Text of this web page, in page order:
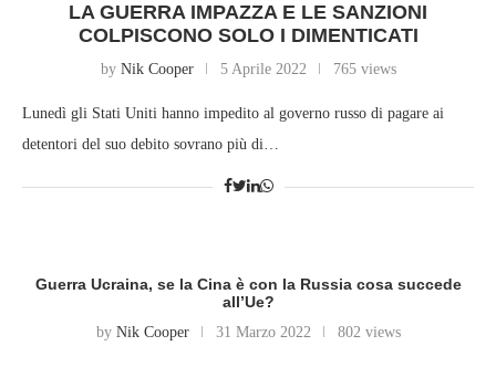
LA GUERRA IMPAZZA E LE SANZIONI
COLPISCONO SOLO I DIMENTICATI
by Nik Cooper 5 Aprile 2022 765 views
Lunedì gli Stati Uniti hanno impedito al governo russo di pagare ai
detentori del suo debito sovrano più di…
Guerra Ucraina, se la Cina è con la Russia cosa succede
all’Ue?
by Nik Cooper 31 Marzo 2022 802 views